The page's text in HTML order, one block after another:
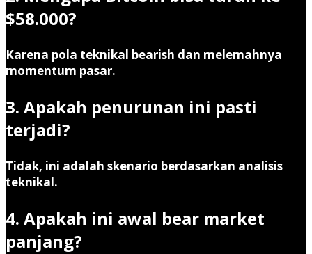
$58.000?
Karena pola teknikal bearish dan melemahnya
momentum pasar.
3. Apakah penurunan ini pasti
terjadi?
Tidak, ini adalah skenario berdasarkan analisis
teknikal.
4. Apakah ini awal bear market
panjang?